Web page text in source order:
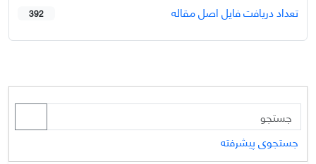
تعداد دریافت فایل اصل مقاله 392
جستجوی پیشرفته